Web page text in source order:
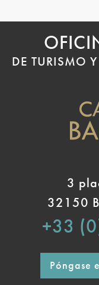
DE TURISMO
3
32150
+33
Póngase